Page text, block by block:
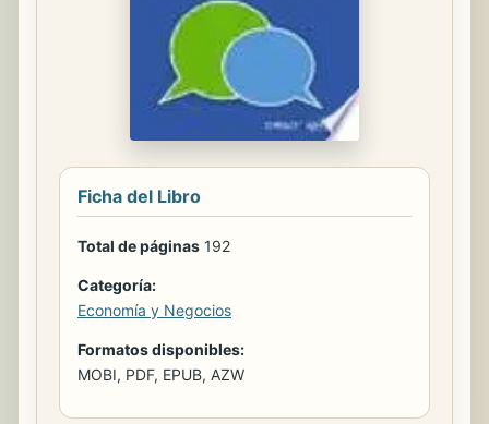
Ficha del Libro
Total de páginas 192
Categoría:
Economía y Negocios
Formatos disponibles:
MOBI, PDF, EPUB, AZW